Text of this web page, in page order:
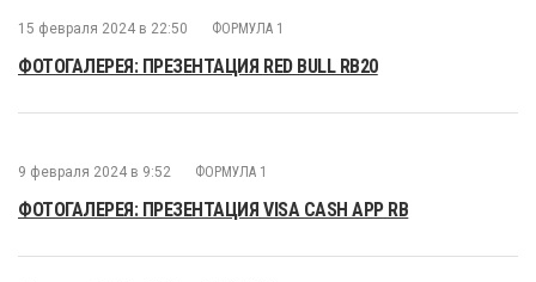
15 февраля 2024 в 22:50 ФОРМУЛА 1
ФОТОГАЛЕРЕЯ: ПРЕЗЕНТАЦИЯ RED BULL RB20
9 февраля 2024 в 9:52 ФОРМУЛА 1
ФОТОГАЛЕРЕЯ: ПРЕЗЕНТАЦИЯ VISA CASH APP RB